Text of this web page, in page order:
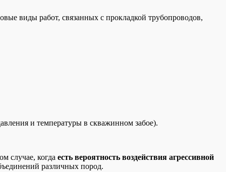
виды работ, связанных с прокладкой трубопроводов,
и температуры в скважинном забое).
случае, когда есть вероятность воздействия агрессивной
различных пород.